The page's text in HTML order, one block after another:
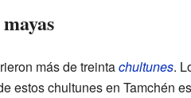
más de treintachultunes.
estos chultunes en Tamchén